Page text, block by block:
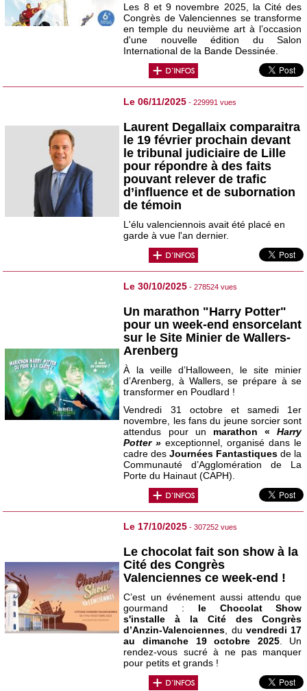
Les 8 et 9 novembre 2025, la Cité des
Congrès de Valenciennes se transforme
en temple du neuvième art à l’occasion
d'une nouvelle édition du Salon
International de la Bande Dessinée.
Le 06/11/2025 - 229991 vues
Laurent Degallaix comparaitra
le 19 février prochain devant
le tribunal judiciaire de Lille
pour répondre à des faits
pouvant relever de trafic
d’influence et de subornation
de témoin
L'élu valenciennois avait été placé en
garde à vue l'an dernier.
Le 30/10/2025 - 278524 vues
Un marathon "Harry Potter"
pour un week-end ensorcelant
sur le Site Minier de Wallers-
Arenberg
À la veille d’Halloween, le site minier
d’Arenberg, à Wallers, se prépare à se
transformer en Poudlard !
Vendredi 31 octobre et samedi 1er
novembre, les fans du jeune sorcier sont
attendus pour un marathon «Harry
Potter » exceptionnel, organisé dans le
cadre desJournées Fantastiques de la
Communauté d’Agglomération de La
Porte du Hainaut (CAPH).
Le 17/10/2025 - 307252 vues
Le chocolat fait son show à la
Cité des Congrès
Valenciennes ce week-end !
C’est un événement aussi attendu que
gourmand : le Chocolat Show
s'installe à la Cité des Congrès
d’Anzin-Valenciennes , duvendredi 17
au dimanche 19 octobre 2025. Un
rendez-vous sucré à ne pas manquer
pour petits et grands !